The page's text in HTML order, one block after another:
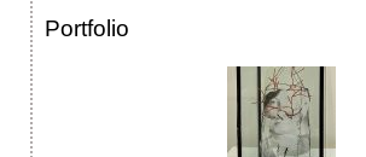
Portfolio